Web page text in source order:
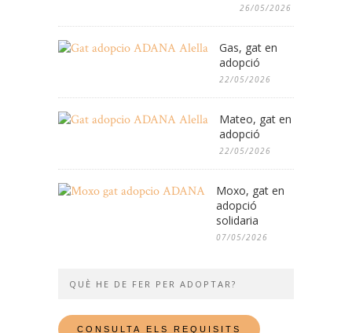
26/05/2026
Gas, gat en
adopció
22/05/2026
Mateo, gat en
adopció
22/05/2026
Moxo, gat en
adopció
solidaria
07/05/2026
QUÈ HE DE FER PER ADOPTAR?